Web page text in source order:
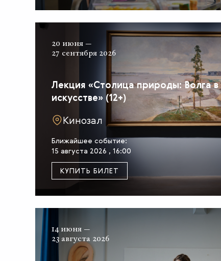
20 июня —
27 сентября 2026
Лекция «Столица природы: Волга
искусстве» (12+)
Кинозал
Ближайшее событие:
15 августа 2026 , 16:00
КУПИТЬ БИЛЕТ
14 июня —
23 августа 2026